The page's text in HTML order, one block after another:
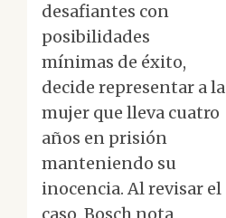
desafiantes con
posibilidades
mínimas de éxito,
decide representar a la
mujer que lleva cuatro
años en prisión
manteniendo su
inocencia. Al revisar el